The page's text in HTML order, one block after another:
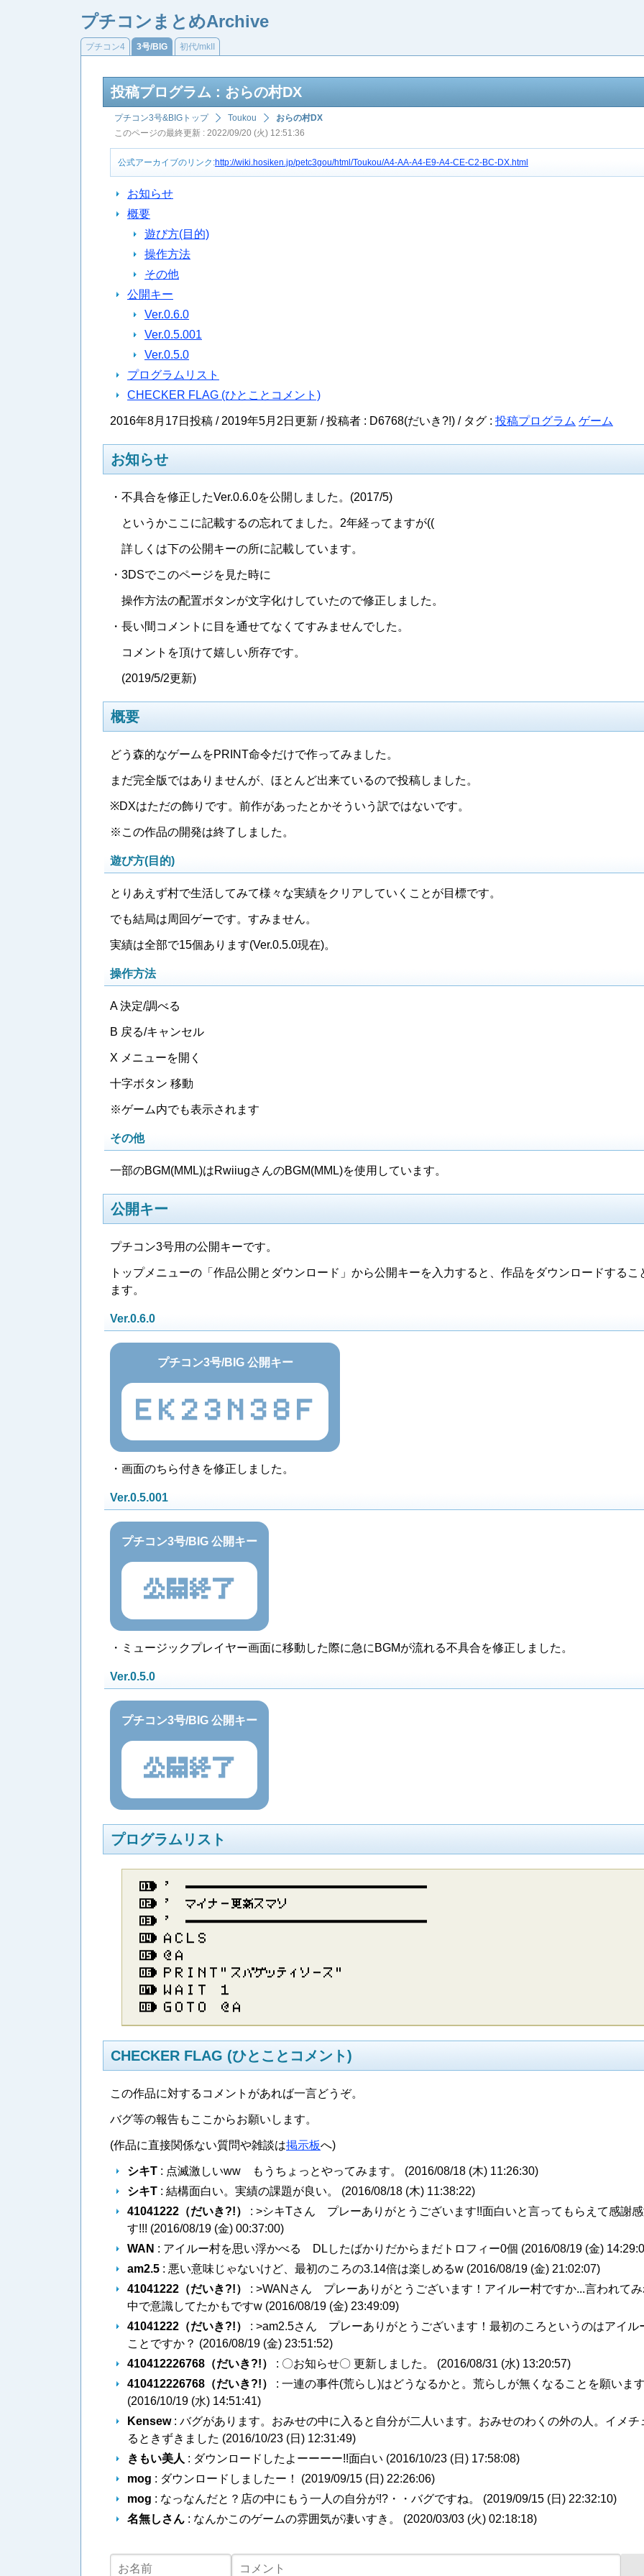
プチコンまとめArchive
プチコン4 3号/BIG 初代/mkII
投稿プログラム : おらの村DX
プチコン3号&BIGトップ Toukou
おらの村DX
このページの最終更新 : 2022/09/20 (火) 12:51:36
公式アーカイブのリンク:http://wiki.hosiken.jp/petc3gou/html/Toukou/A4-AA-A4-E9-A4-CE-C2-BC-DX.html
お知らせ
概要
遊び方(目的)
操作方法
その他
公開キー
Ver.0.6.0
Ver.0.5.001
Ver.0.5.0
プログラムリスト
CHECKER FLAG (ひとことコメント)
2016年8月17日投稿 / 2019年5月2日更新 / 投稿者 : D6768(だいき?!) / タグ : 投稿プログラム ゲーム
お知らせ
・不具合を修正したVer.0.6.0を公開しました。(2017/5)
というかここに記載するの忘れてました。2年経ってますが((
詳しくは下の公開キーの所に記載しています。
・3DSでこのページを見た時に
操作方法の配置ボタンが文字化けしていたので修正しました。
・長い間コメントに目を通せてなくてすみませんでした。
コメントを頂けて嬉しい所存です。
(2019/5/2更新)
概要
どう森的なゲームをPRINT命令だけで作ってみました。
まだ完全版ではありませんが、ほとんど出来ているので投稿しました。
※DXはただの飾りです。前作があったとかそういう訳ではないです。
※この作品の開発は終了しました。
遊び方(目的)
とりあえず村で生活してみて様々な実績をクリアしていくことが目標です。
でも結局は周回ゲーです。すみません。
実績は全部で15個あります(Ver.0.5.0現在)。
操作方法
A 決定/調べる
B 戻る/キャンセル
X メニューを開く
十字ボタン 移動
※ゲーム内でも表示されます
その他
一部のBGM(MML)はRwiiugさんのBGM(MML)を使用しています。
公開キー
プチコン3号用の公開キーです。
トップメニューの「作品公開とダウンロード」から公開キーを入力すると、作品をダウンロードするこ
ます。
Ver.0.6.0
プチコン3号/BIG 公開キー
EK23N38F
・画面のちら付きを修正しました。
Ver.0.5.001
プチコン3号/BIG 公開キー
公開終了
・ミュージックプレイヤー画面に移動した際に急にBGMが流れる不具合を修正しました。
Ver.0.5.0
プチコン3号/BIG 公開キー
公開終了
プログラムリスト
’​ ​─​─​─​─​─​─​─​─​─​─​─​─​─​─​─​─​─​─​─​─​─
’​ ​マ​イ​ナ​ー​更​新​ス​マ​ソ
’​ ​─​─​─​─​─​─​─​─​─​─​─​─​─​─​─​─​─​─​─​─​─
Ａ​Ｃ​Ｌ​Ｓ
＠​Ａ
Ｐ​Ｒ​Ｉ​Ｎ​Ｔ​”​ス​パ​ゲ​ッ​テ​ィ​ソ​ー​ス​”
Ｗ​Ａ​Ｉ​Ｔ​ ​１
Ｇ​Ｏ​Ｔ​Ｏ​ ​＠​Ａ
CHECKER FLAG (ひとことコメント)
この作品に対するコメントがあれば一言どうぞ。
バグ等の報告もここからお願いします。
(作品に直接関係ない質問や雑談は掲示板へ)
シキT : 点滅激しいww もうちょっとやってみます。 (2016/08/18 (木) 11:26:30)
シキT : 結構面白い。実績の課題が良い。 (2016/08/18 (木) 11:38:22)
41041222（だいき?!）
: >シキTさん プレーありがとうございます!!面白いと言ってもらえて感謝
す!!! (2016/08/19 (金) 00:37:00)
WAN : アイルー村を思い浮かべる DLしたばかりだからまだトロフィー0個 (2016/08/19 (金)
am2.5 : 悪い意味じゃないけど、最初のころの3.14倍は楽しめるw (2016/08/19 (金) 21:02:07)
41041222（だいき?!）
: >WANさん プレーありがとうございます！アイルー村ですか...言われて
中で意識してたかもですw (2016/08/19 (金) 23:49:09)
41041222（だいき?!）
: >am2.5さん プレーありがとうございます！最初のころというのはアイル
ことですか？ (2016/08/19 (金) 23:51:52)
410412226768（だいき?!）
: 〇お知らせ〇 更新しました。 (2016/08/31 (水) 13:20:57)
410412226768（だいき?!）
: 一連の事件(荒らし)はどうなるかと。荒らしが無くなることを願いま
(2016/10/19 (水) 14:51:41)
Kensew: バグがあります。おみせの中に入ると自分が二人います。おみせのわくの外の人。イメチ
るときずきました (2016/10/23 (日) 12:31:49)
きもい美人 : ダウンロードしたよーーーー!!面白い (2016/10/23 (日) 17:58:08)
mog : ダウンロードしましたー！ (2019/09/15 (日) 22:26:06)
mog : なっなんだと？店の中にもう一人の自分が!?・・バグですね。 (2019/09/15 (日) 22:32:10)
名無しさん : なんかこのゲームの雰囲気が凄いすき。 (2020/03/03 (火) 02:18:18)